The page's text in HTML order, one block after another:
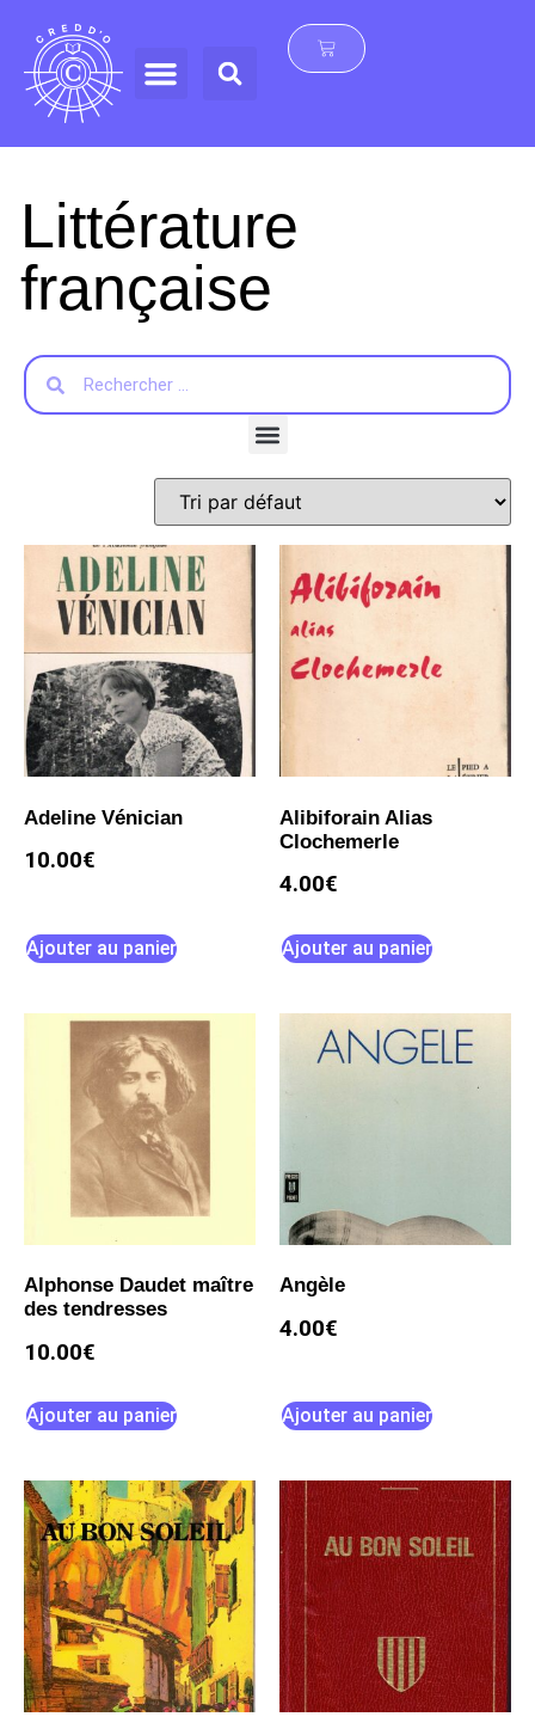
Littérature
française
Adeline Vénician
10.00€
Ajouter au panier
Alibiforain Alias
Clochemerle
4.00€
Ajouter au panier
Alphonse Daudet maître
des tendresses
10.00€
Ajouter au panier
Angèle
4.00€
Ajouter au panier